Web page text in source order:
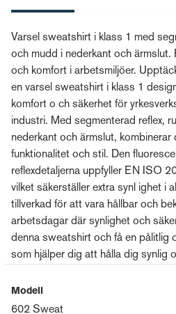
Varsel sweatshirt i klass 1 med
och mudd i nederkant och ärmslut.
och komfort i arbetsmiljöer.
en varsel sweatshirt i klass 1
komfort o ch säkerhet för
industri. Med segmenterad reflex,
nederkant och ärmslut, kombinerar
funktionalitet och stil. Den
reflexdetaljerna uppfyller EN ISO
vilket säkerställer extra synl ighet i
tillverkad för att vara hållbar och
arbetsdagar där synlighet och
denna sweatshirt och få en pålitlig
som hjälper dig att hålla dig synlig
Modell
602 Sweat